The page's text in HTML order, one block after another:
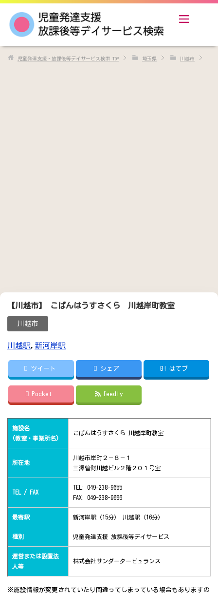
児童発達支援・放課後等デイサービス検索 TOP 埼玉県 川越市
【川越市】 こぱんはうすさくら 川越岸町教室
川越市
川越駅, 新河岸駅
ツイート シェア B! はてブ
Pocket feedly
施設名
(教室・事業所名)
こぱんはうすさくら 川越岸町教室
所在地
川越市岸町２－８－１
三澤管財川越ビル２階２０１号室
TEL / FAX
TEL: 049-238-9655
FAX: 049-238-9656
最寄駅 新河岸駅（15分） 川越駅（16分）
種別 児童発達支援 放課後等デイサービス
運営または設置法
人等
株式会社サンダータービュランス
※施設情報が変更されていたり間違ってしまっている場合もありますの